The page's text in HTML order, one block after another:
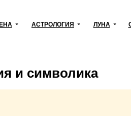
АСТРОЛОГИЯ ЛУНА
и символика